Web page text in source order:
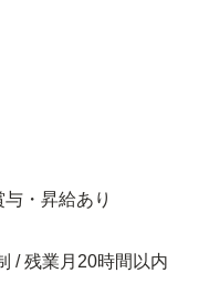
・昇給あり
/ 残業月20時間以内